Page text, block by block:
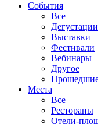
События
Все
Дегустации
Выставки
Фестивали
Вебинары
Другое
Места
Все
Рестораны
Отели-